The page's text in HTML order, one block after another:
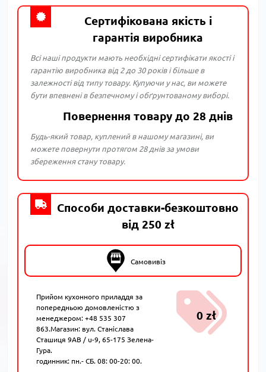
Сертифікована якість і
гарантія виробника
Всі наші продукти мають необхідні сертифікати якості і
гарантію виробника від 2 до 30 років і більше в
залежності від типу товару. Купуючи у нас, ви можете
бути впевнені в безпечному і обґрунтованому виборі.
Повернення товару до 28 днів
Будь-який товар, куплений в нашому магазині, ви
можете повернути протягом 28 днів за умови
збереження стану товару.
Способи доставки-безкоштовно
від 250 zł
Самовивіз
Прийом кухонного приладдя за
попередньою домовленістю з
менеджером: +48 535 307
863.Магазин: вул. Станіслава
Сташиця 9AB / u-9, 65-175 Зелена-
Гура.
годинник: пн.- СБ. 08: 00-20: 00.
0 zł